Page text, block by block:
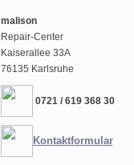
malison
Repair-Center
Kaiserallee 33A
76135 Karlsruhe
0721 / 619 368 30
Kontaktformular